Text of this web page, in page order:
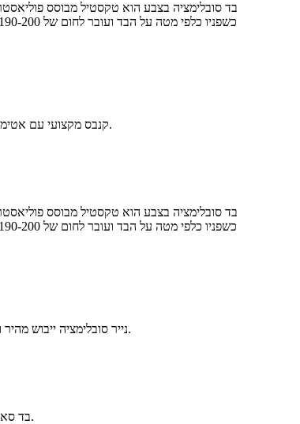
בד סובלימציה בצבע הוא טקסטיל מבוסס
קנבס מקצועי עם אטימות להדפסה באמצעות צבע, עשוי מ-100% פוליאסטר ארוג. בעל מבנה עבה ואטום, אידיאלי לשילוט וגמישים חיצוניים תוססים ועמידים בפני מזג אוויר.
בד סובלימציה בצבע הוא טקסטיל מבוסס
נייר סובלימציה ייבוש מהיר ובעל קצב העברה גבוה. מצופה לבן לשחרור דיו אופטימלי, נועד לספק חיוניות צבע וחדות מקסימליות על בדי פוליאסטר באמצעות מכונת הדפסה בחום.
בד סאטן מבריק במיוחד לסובלימציה צבעונית, המציע רפלקטיביות דמוית מראה וצבעים עזים. אידיאלי לדגלים ותצוגות יוקרתיים הדורשים רושם חזותי בולט.